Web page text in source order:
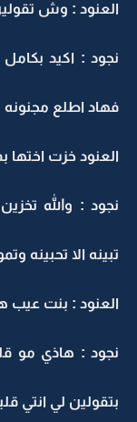
العنود : وش
نجود : اكيد بكامل
فهاد اطلع مجنونه
العنود خزت اختها
نجود : والله
تبينه الا تحبينه
العنود : بنت عيب
نجود : هاذي مو
بتقولين لي انتي